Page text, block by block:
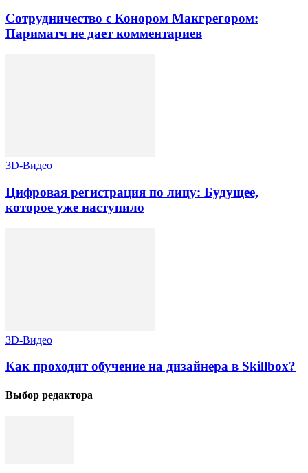
Сотрудничество с Конором Макгрегором:
Париматч не дает комментариев
3D-Видео
Цифровая регистрация по лицу: Будущее,
которое уже наступило
3D-Видео
Как проходит обучение на дизайнера в Skillbox?
Выбор редактора